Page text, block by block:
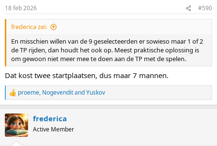
18 feb 2026 #590
frederica zei:
En misschien willen van de 9 geselecteerden er sowieso maar 1 of 2
de TP rijden, dan houdt het ook op. Meest praktische oplossing is
om gewoon niet meer mee te doen aan de TP met de spelen.
Dat kost twee startplaatsen, dus maar 7 mannen.
R
e
c
t
i
proeme, NogevenditandYuskov
frederica
Active Member